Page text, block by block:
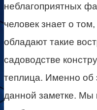
неблагоприятных
человек знает о
обладают такие
садоводстве
теплица. Именно об
данной заметке. Мы